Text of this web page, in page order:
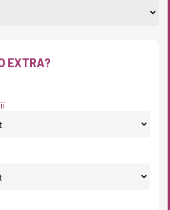
EXTRA?